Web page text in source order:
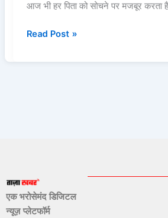
आज भी हर पिता को सोचने पर मजबूर
Read Post »
एक भरोसेमंद डिजिटल
न्यूज़ प्लेटफॉर्म